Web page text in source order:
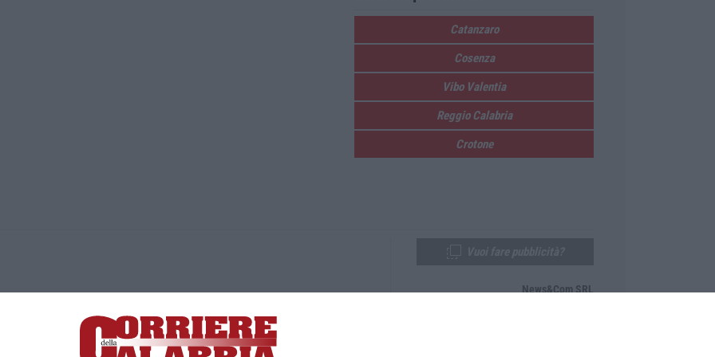
Catanzaro
Cosenza
Vibo Valentia
Reggio Calabria
Crotone
Lamezia Terme (CZ)
responsabile Paola Militano |Privacy
News&Com SRL